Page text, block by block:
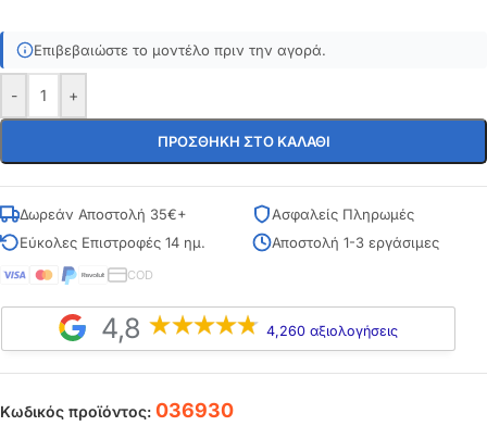
Επιβεβαιώστε το μοντέλο πριν την αγορά.
- +
ΠΡΟΣΘΉΚΗ ΣΤΟ ΚΑΛΆΘΙ
Δωρεάν Αποστολή 35€+
Ασφαλείς Πληρωμές
Εύκολες Επιστροφές 14 ημ.
Αποστολή 1-3 εργάσιμες
COD
4,8 4,260 αξιολογήσεις
Κωδικός προϊόντος: 036930